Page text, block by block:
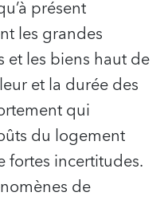
présent
les grandes
les biens haut de
et la durée des
qui
du logement
fortes incertitudes.
de